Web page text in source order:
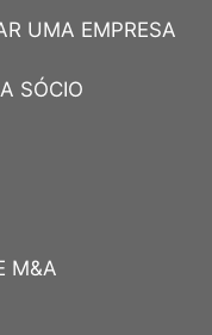
UMA EMPRESA
SÓCIO
M&A